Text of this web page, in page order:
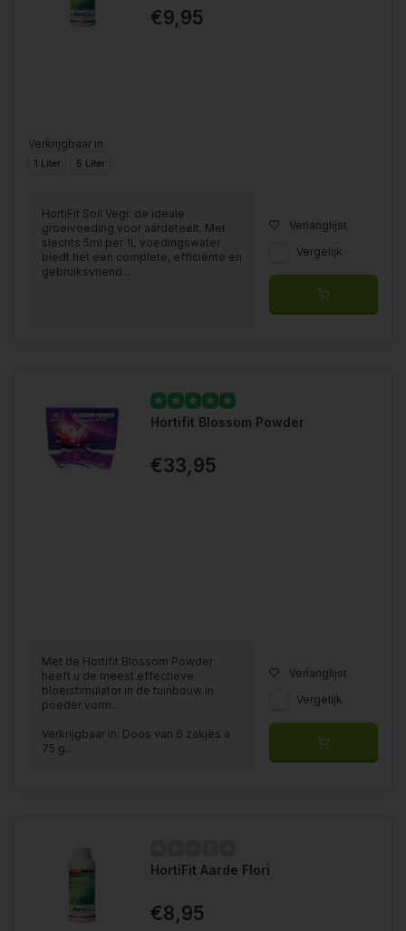
€9,95
Verkrijgbaar in
1 Liter 5 Liter
HortiFit Soil Vegi: de ideale
groeivoeding voor aardeteelt. Met
slechts 5ml per 1L voedingswater
biedt het een complete, efficiënte en
gebruiksvriend...
Verlanglijst
Vergelijk
Hortifit Blossom Powder
€33,95
Met de Hortifit Blossom Powder
heeft u de meest effectieve
bloeistimulator in de tuinbouw in
poeder vorm.
Verkrijgbaar in: Doos van 6 zakjes a
75 g...
Verlanglijst
Vergelijk
HortiFit Aarde Flori
€8,95